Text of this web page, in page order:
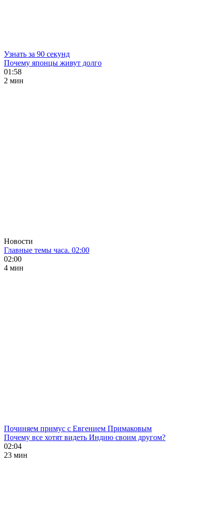
Узнать за 90 секунд
Почему японцы живут долго
01:58
2 мин
Новости
Главные темы часа. 02:00
02:00
4 мин
Починяем примус с Евгением Примаковым
Почему все хотят видеть Индию своим другом?
02:04
23 мин